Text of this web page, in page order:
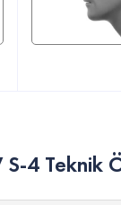
S-4 Teknik